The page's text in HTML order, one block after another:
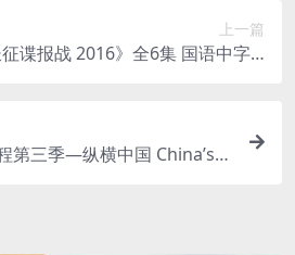
上一篇
谍报战 2016》全6集 国语中字 1
第三季—纵横中国 China’s